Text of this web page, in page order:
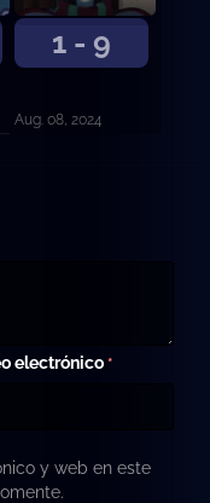
1 - 9
Aug. 08, 2024
electrónico *
y web en este